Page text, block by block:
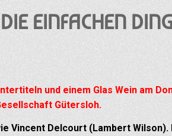
EINFACHEN
und einem Glas Wein am
Gütersloh.
Vincent Delcourt (Lambert Wilson).